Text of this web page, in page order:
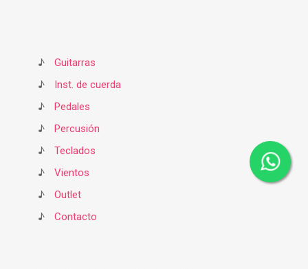
♪
Guitarras
♪
Inst. de cuerda
♪
Pedales
♪
Percusión
♪
Teclados
♪
Vientos
♪
Outlet
♪
Contacto